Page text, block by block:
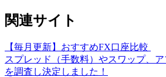
関連サイト
【毎月更新】おすすめFX口座比較
スプレッド（手数料）やスワップ、
を調査し決定しました！